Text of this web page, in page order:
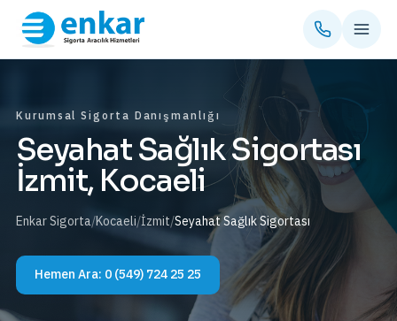
Kurumsal Sigorta Danışmanlığı
Seyahat Sağlık Sigortası
İzmit, Kocaeli
Enkar Sigorta/Kocaeli/İzmit/Seyahat Sağlık Sigortası
Hemen Ara: 0 (549) 724 25 25